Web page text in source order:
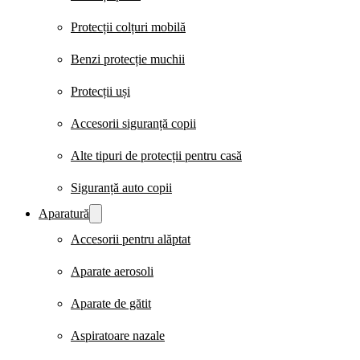
Protecții colțuri mobilă
Benzi protecție muchii
Protecții uși
Accesorii siguranță copii
Alte tipuri de protecții pentru casă
Siguranță auto copii
Aparatură
Accesorii pentru alăptat
Aparate aerosoli
Aparate de gătit
Aspiratoare nazale